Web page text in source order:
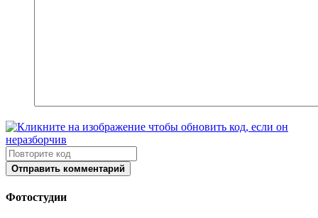
Отправить комментарий
Фотостудии